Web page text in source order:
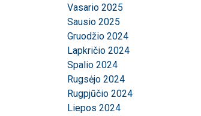
Vasario 2025
Sausio 2025
Gruodžio 2024
Lapkričio 2024
Spalio 2024
Rugsėjo 2024
Rugpjūčio 2024
Liepos 2024